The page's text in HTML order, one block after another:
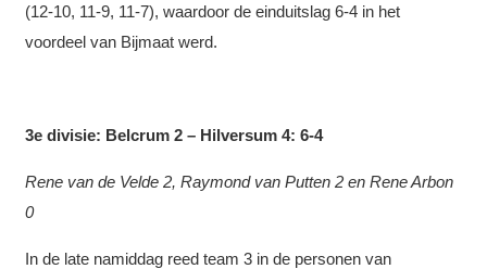
(12-10, 11-9, 11-7), waardoor de einduitslag 6-4 in het
voordeel van Bijmaat werd.
3e divisie: Belcrum 2 – Hilversum 4: 6-4
Rene van de Velde 2, Raymond van Putten 2 en Rene Arbon
0
In de late namiddag reed team 3 in de personen van